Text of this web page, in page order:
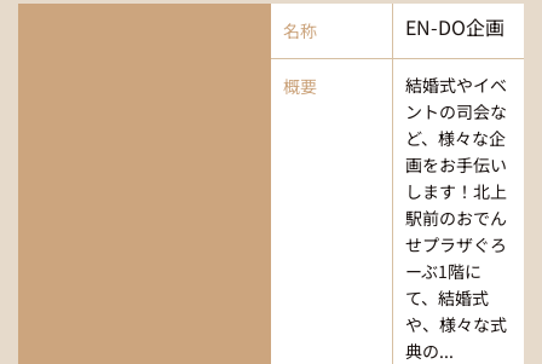
名称
EN-DO企画
概要
結婚式やイベ
ントの司会な
ど、様々な企
画をお手伝い
します！北上
駅前のおでん
せプラザぐろ
ーぶ1階に
て、結婚式
や、様々な式
典の...